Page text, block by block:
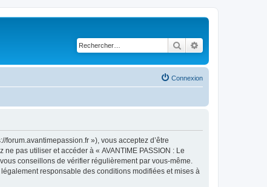
Rechercher
Connexion
forum.avantimepassion.fr »), vous acceptez d’être
pas utiliser et accéder à « AVANTIME PASSION : Le
conseillons de vérifier régulièrement par vous-même.
responsable des conditions modifiées et mises à